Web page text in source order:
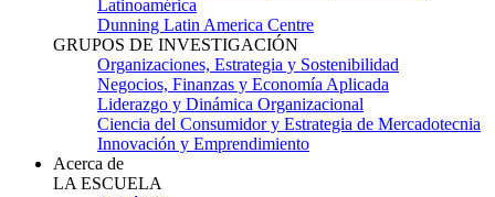
Latinoamérica
Dunning Latin America Centre
GRUPOS DE INVESTIGACIÓN
Organizaciones, Estrategia y Sostenibilidad
Negocios, Finanzas y Economía Aplicada
Liderazgo y Dinámica Organizacional
Ciencia del Consumidor y Estrategia de Mercadotecnia
Innovación y Emprendimiento
Acerca de
LA ESCUELA